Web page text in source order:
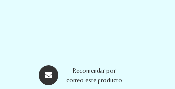
Recomendar por
correo este producto